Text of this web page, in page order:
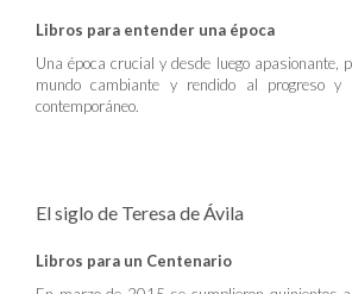
Libros para entender una época
Una época crucial y desde luego apasionante,
mundo cambiante y rendido al progreso y
contemporáneo.
El siglo de Teresa de Ávila
Libros para un Centenario